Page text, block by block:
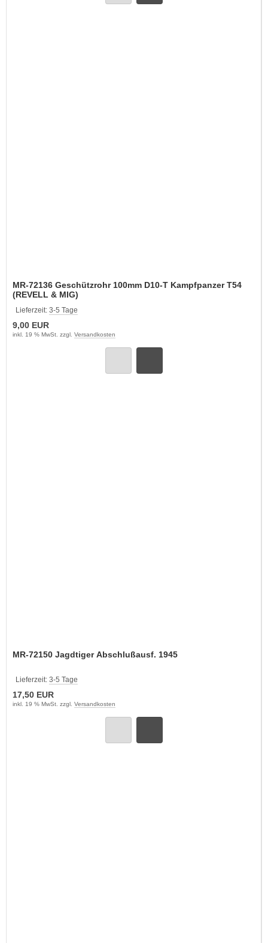
MR-72136 Geschützrohr 100mm D10-T Kampfpanzer T54
(REVELL & MIG)
Lieferzeit: 3-5 Tage
9,00 EUR
inkl. 19 % MwSt. zzgl. Versandkosten
MR-72150 Jagdtiger Abschlußausf. 1945
Lieferzeit: 3-5 Tage
17,50 EUR
inkl. 19 % MwSt. zzgl. Versandkosten